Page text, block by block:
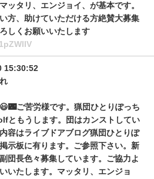
ッタリ、エンジョイ、が基本です。
方、助けていただける方絶賛大募集
しくお願いいたします
15:30:52
ご苦労様です。猟団ひとりぽっち
ともうします。団はカンストしてい
容はライブドアブログ猟団ひとりぽ
示板に有ります。ご参照下さい。新
団長色々募集しています。ご協力よ
いたします。マッタリ、エンジョ